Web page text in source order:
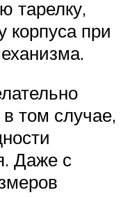
тарелку,
корпуса при
в том случае,
Даже с